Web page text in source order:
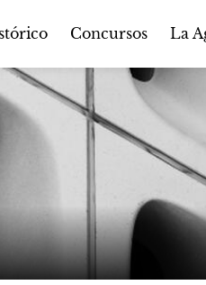
Concursos La